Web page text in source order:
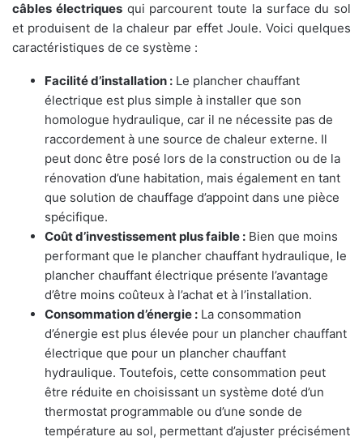
câbles électriquesqui parcourent toute la surface du sol
et produisent de la chaleur par effet Joule. Voici quelques
caractéristiques de ce système :
Facilité d’installation : Le plancher chauffant
électrique est plus simple à installer que son
homologue hydraulique, car il ne nécessite pas de
raccordement à une source de chaleur externe. Il
peut donc être posé lors de la construction ou de la
rénovation d’une habitation, mais également en tant
que solution de chauffage d’appoint dans une pièce
spécifique.
Coût d’investissement plus faible : Bien que moins
performant que le plancher chauffant hydraulique, le
plancher chauffant électrique présente l’avantage
d’être moins coûteux à l’achat et à l’installation.
Consommation d’énergie : La consommation
d’énergie est plus élevée pour un plancher chauffant
électrique que pour un plancher chauffant
hydraulique. Toutefois, cette consommation peut
être réduite en choisissant un système doté d’un
thermostat programmable ou d’une sonde de
température au sol, permettant d’ajuster précisément